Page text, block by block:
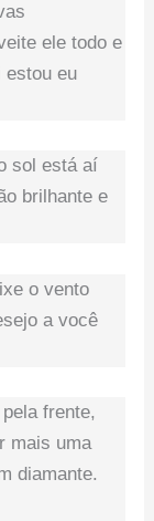
ele todo e
estou eu
sol está aí
brilhante e
o vento
a você
frente,
mais uma
diamante.